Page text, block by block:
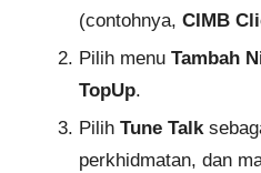
(contohnya, CIMB
Pilih menu Tambah
TopUp.
Pilih Tune Talk
perkhidmatan, dan